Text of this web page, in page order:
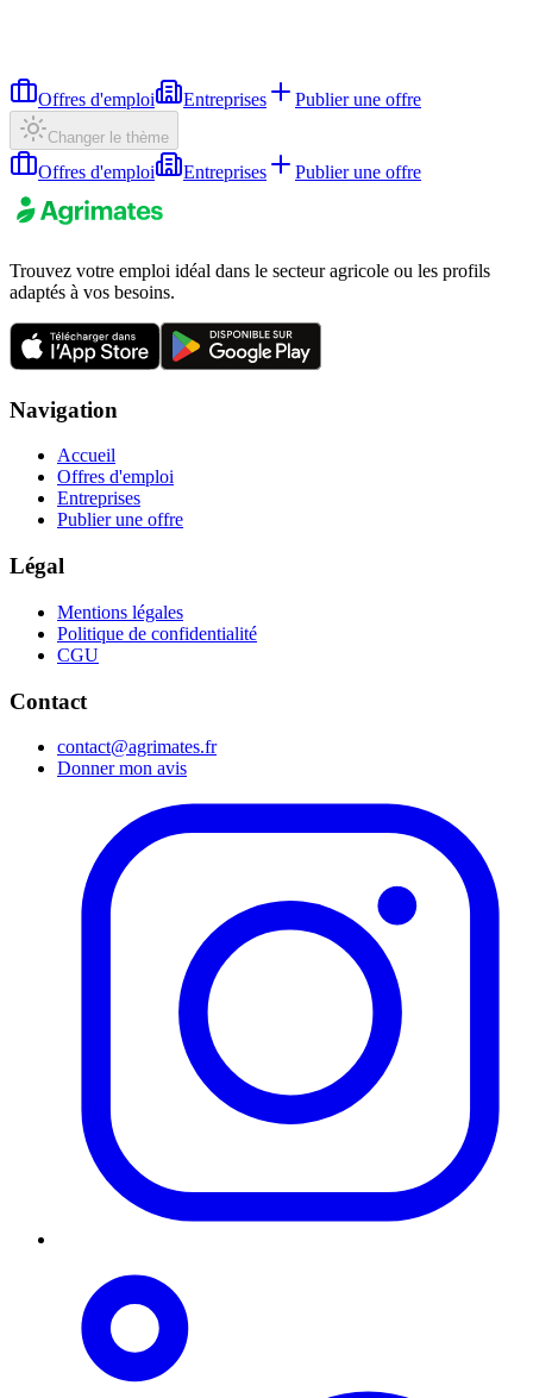
Offres d'emploi Entreprises Publier une offre
Changer le thème
Offres d'emploi Entreprises Publier une offre
Trouvez votre emploi idéal dans le secteur agricole ou les profils
adaptés à vos besoins.
Navigation
Accueil
Offres d'emploi
Entreprises
Publier une offre
Légal
Mentions légales
Politique de confidentialité
CGU
Contact
contact@agrimates.fr
Donner mon avis